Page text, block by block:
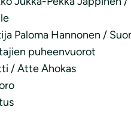
Paloma Hannonen /
puheenvuorot
/ Atte Ahokas